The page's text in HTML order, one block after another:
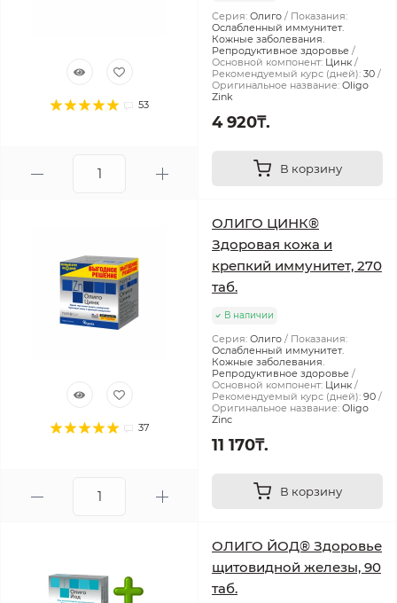
53
Серия: Олиго
Показания:
Ослабленный иммунитет.
Кожные заболевания.
Репродуктивное здоровье
Основной компонент: Цинк
Рекомендуемый курс (дней): 30
Оригинальное название: Oligo
Zink
4 920₸.
В корзину
37
ОЛИГО ЦИНК®
Здоровая кожа и
крепкий иммунитет, 270
таб.
В наличии
Серия: Олиго
Показания:
Ослабленный иммунитет.
Кожные заболевания.
Репродуктивное здоровье
Основной компонент: Цинк
Рекомендуемый курс (дней): 90
Оригинальное название: Oligo
Zinc
11 170₸.
В корзину
ОЛИГО ЙОД® Здоровье
щитовидной железы, 90
таб.